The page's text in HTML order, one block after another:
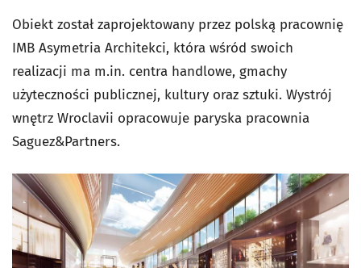
Obiekt został zaprojektowany przez polską pracownię
IMB Asymetria Architekci, która wśród swoich
realizacji ma m.in. centra handlowe, gmachy
użyteczności publicznej, kultury oraz sztuki. Wystrój
wnętrz Wroclavii opracowuje paryska pracownia
Saguez&Partners.